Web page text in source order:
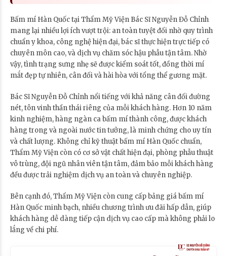
Bấm mí Hàn Quốc tại Thẩm Mỹ Viện Bác Sĩ Nguyễn Đỗ Chỉnh
mang lại nhiều lợi ích vượt trội: an toàn tuyệt đối nhờ quy trình
chuẩn y khoa, công nghệ hiện đại, bác sĩ thực hiện trực tiếp có
chuyên môn cao, và dịch vụ chăm sóc hậu phẫu tận tâm. Nhờ
vậy, tình trạng sưng nhẹ sẽ được kiểm soát tốt, đồng thời mí
mắt đẹp tự nhiên, cân đối và hài hòa với tổng thể gương mặt.
Bác Sĩ Nguyễn Đỗ Chỉnh nổi tiếng với khả năng cân đối đường
nét, tôn vinh thần thái riêng của mỗi khách hàng. Hơn 10 năm
kinh nghiệm, hàng ngàn ca bấm mí thành công, được khách
hàng trong và ngoài nước tin tưởng, là minh chứng cho uy tín
và chất lượng. Không chỉ kỹ thuật bấm mí Hàn Quốc chuẩn,
Thẩm Mỹ Viện còn có cơ sở vật chất hiện đại, phòng phẫu thuật
vô trùng, đội ngũ nhân viên tận tâm, đảm bảo mỗi khách hàng
đều được trải nghiệm dịch vụ an toàn và chuyên nghiệp.
Bên cạnh đó, Thẩm Mỹ Viện còn cung cấp bảng giá bấm mí
Hàn Quốc minh bạch, nhiều chương trình ưu đãi hấp dẫn, giúp
khách hàng dễ dàng tiếp cận dịch vụ cao cấp mà không phải lo
lắng về chi phí.